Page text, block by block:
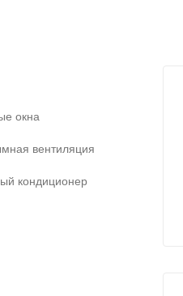
окна
вентиляция
кондиционер